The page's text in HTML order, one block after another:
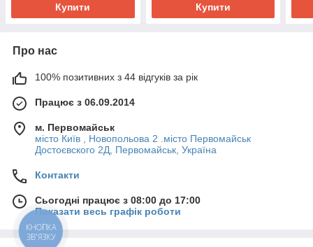
Купити Купити
Про нас
100% позитивних з 44 відгуків за рік
Працює з 06.09.2014
м. Первомайськ
місто Київ , Новопольова 2 .місто Первомайськ
Достоєвского 2Д, Первомайськ, Україна
Контакти
Сьогодні працює з 08:00 до 17:00
Показати весь графік роботи
КНОПКА
ЗВ'ЯЗКУ